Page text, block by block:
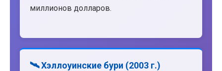
миллионов долларов.
🛰️ Хэллоуинские бури (2003 г.)